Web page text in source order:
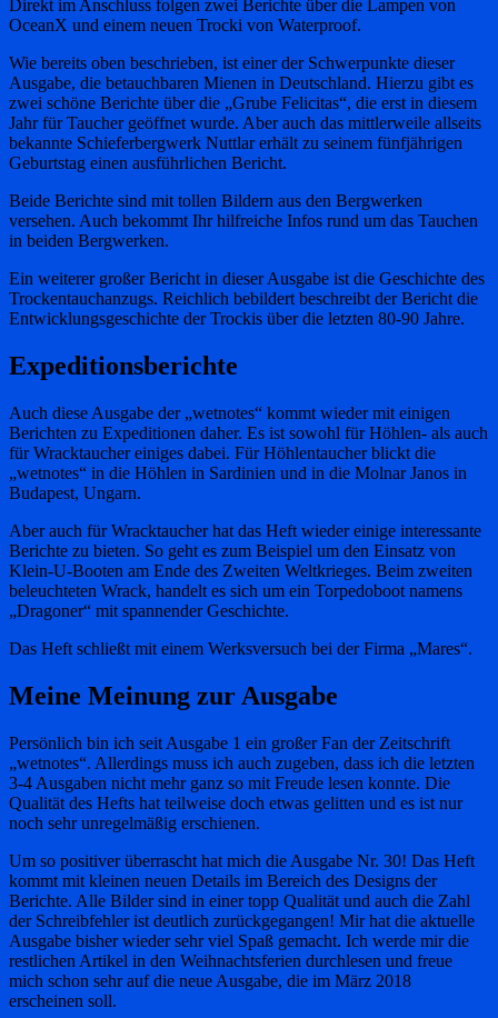
Direkt im Anschluss folgen zwei Berichte über die Lampen von
OceanX und einem neuen Trocki von Waterproof.
Wie bereits oben beschrieben, ist einer der Schwerpunkte dieser
Ausgabe, die betauchbaren Mienen in Deutschland. Hierzu gibt es
zwei schöne Berichte über die „Grube Felicitas“, die erst in diesem
Jahr für Taucher geöffnet wurde. Aber auch das mittlerweile allseits
bekannte Schieferbergwerk Nuttlar erhält zu seinem fünfjährigen
Geburtstag einen ausführlichen Bericht.
Beide Berichte sind mit tollen Bildern aus den Bergwerken
versehen. Auch bekommt Ihr hilfreiche Infos rund um das Tauchen
in beiden Bergwerken.
Ein weiterer großer Bericht in dieser Ausgabe ist die Geschichte des
Trockentauchanzugs. Reichlich bebildert beschreibt der Bericht die
Entwicklungsgeschichte der Trockis über die letzten 80-90 Jahre.
Expeditionsberichte
Auch diese Ausgabe der „wetnotes“ kommt wieder mit einigen
Berichten zu Expeditionen daher. Es ist sowohl für Höhlen- als auch
für Wracktaucher einiges dabei. Für Höhlentaucher blickt die
„wetnotes“ in die Höhlen in Sardinien und in die Molnar Janos in
Budapest, Ungarn.
Aber auch für Wracktaucher hat das Heft wieder einige interessante
Berichte zu bieten. So geht es zum Beispiel um den Einsatz von
Klein-U-Booten am Ende des Zweiten Weltkrieges. Beim zweiten
beleuchteten Wrack, handelt es sich um ein Torpedoboot namens
„Dragoner“ mit spannender Geschichte.
Das Heft schließt mit einem Werksversuch bei der Firma „Mares“.
Meine Meinung zur Ausgabe
Persönlich bin ich seit Ausgabe 1 ein großer Fan der Zeitschrift
„wetnotes“. Allerdings muss ich auch zugeben, dass ich die letzten
3-4 Ausgaben nicht mehr ganz so mit Freude lesen konnte. Die
Qualität des Hefts hat teilweise doch etwas gelitten und es ist nur
noch sehr unregelmäßig erschienen.
Um so positiver überrascht hat mich die Ausgabe Nr. 30! Das Heft
kommt mit kleinen neuen Details im Bereich des Designs der
Berichte. Alle Bilder sind in einer topp Qualität und auch die Zahl
der Schreibfehler ist deutlich zurückgegangen! Mir hat die aktuelle
Ausgabe bisher wieder sehr viel Spaß gemacht. Ich werde mir die
restlichen Artikel in den Weihnachtsferien durchlesen und freue
mich schon sehr auf die neue Ausgabe, die im März 2018
erscheinen soll.